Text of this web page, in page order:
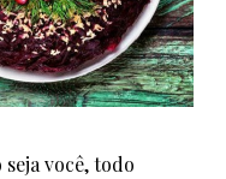
você, todo